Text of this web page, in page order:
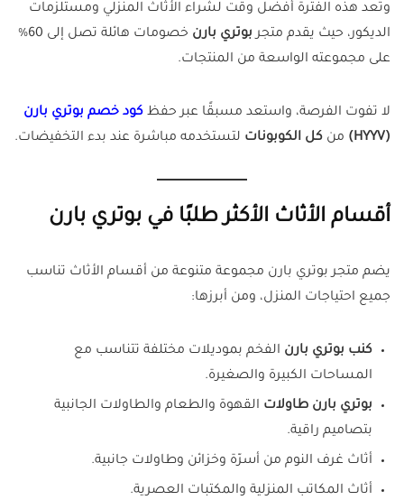
وتُعد هذه الفترة أفضل وقت لشراء الأثاث المنزلي ومستلزمات
الديكور، حيث يقدم متجربوتري بارن
خصومات هائلة تصل إلى 60%
على مجموعته الواسعة من المنتجات.
لا تفوت الفرصة، واستعد مسبقًا عبر حفظ كود خصم بوتري بارن
(HYYV)
من كل الكوبونات لتستخدمه مباشرة عند بدء التخفيضات.
أقسام الأثاث الأكثر طلبًا في بوتري بارن
يضم متجر بوتري بارن مجموعة متنوعة من أقسام الأثاث تناسب
جميع احتياجات المنزل، ومن أبرزها:
كنب بوتري بارن الفخم بموديلات مختلفة تتناسب مع
المساحات الكبيرة والصغيرة.
بوتري بارن طاولات القهوة والطعام والطاولات الجانبية
بتصاميم راقية.
أثاث غرف النوم من أسرّة وخزائن وطاولات جانبية.
أثاث المكاتب المنزلية والمكتبات العصرية.